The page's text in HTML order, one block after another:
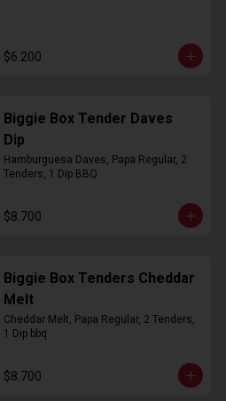
$6.200
Biggie Box Tender Daves
Dip
Hamburguesa Daves, Papa Regular, 2
Tenders, 1 Dip BBQ
$8.700
Biggie Box Tenders Cheddar
Melt
Cheddar Melt, Papa Regular, 2 Tenders,
1 Dip bbq
$8.700